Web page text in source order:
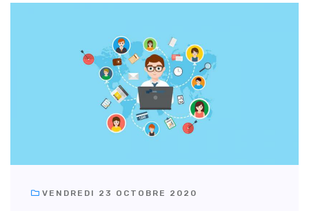
VENDREDI 23 OCTOBRE 2020